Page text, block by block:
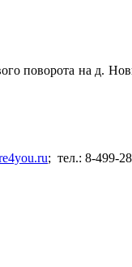
поворота на д.
; тел.: 8-499-